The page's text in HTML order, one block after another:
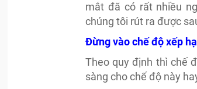
mắt đã có rất nhiều
chúng tôi rút ra được
Đừng vào chế độ xếp
Theo quy định thì chế
sàng cho chế độ này